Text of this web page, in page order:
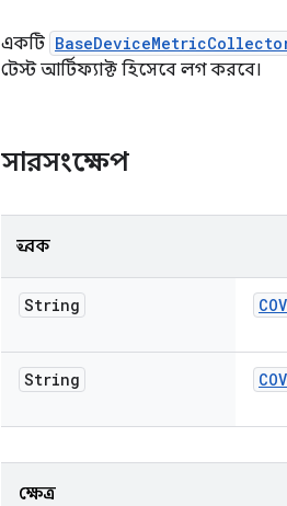
একটি
টেস্ট আর্টিফ্যাক্ট হিসেবে লগ করবে।
সারসংক্ষেপ
ধ্রুবক
String
String
ক্ষেত্র